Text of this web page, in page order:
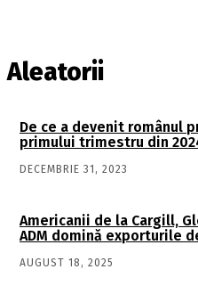
Aleatorii
De ce a devenit românul
primului trimestru din
DECEMBRIE 31, 2023
Americanii de la Cargill,
ADM domină exporturile
AUGUST 18, 2025